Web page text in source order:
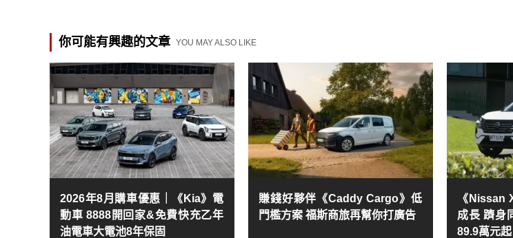
你可能有興趣的文章 YOU MAY ALSO LIKE
2026年8月購車優惠｜《Kia》電
動車 8888開回家&免費快充乙年
油電車大電池8年保固
賺錢好夥伴《Caddy Cargo》低
門檻方案 福斯商旅再幫你打廣告
《Nissan
成長 躋身
89.9萬元起